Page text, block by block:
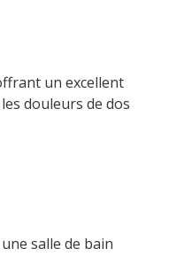
un excellent
douleurs de dos
salle de bain